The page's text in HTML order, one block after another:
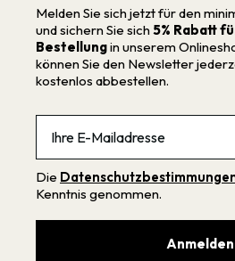
Melden Sie sich jetzt für den
und sichern Sie sich 5% Rabatt
Bestellungin unserem
können Sie den Newsletter
kostenlos abbestellen.
Die
Kenntnis genommen.
Anmelden